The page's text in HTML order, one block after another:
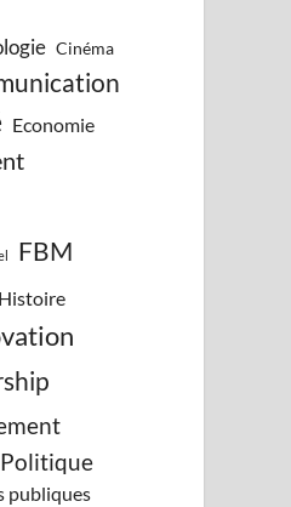
Cinéma
Economie
FBM
Histoire
Politique
publiques